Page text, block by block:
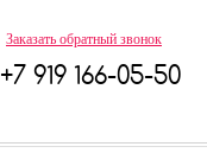
Заказать обратный звонок
+7 919 166-05-50